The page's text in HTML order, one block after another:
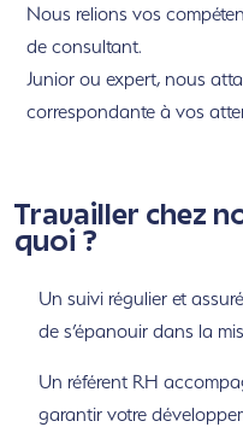
Nous relions vos
de consultant.
Junior ou expert, nous
correspondante à vos
Travailler chez
quoi ?
Un suivi régulier et
de s’épanouir dans la
Un référent RH
garantir votre